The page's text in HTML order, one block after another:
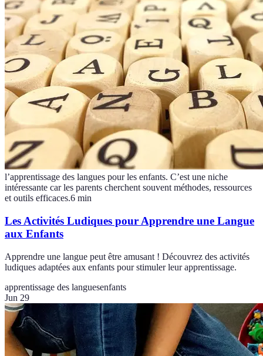
l’apprentissage des langues pour les enfants. C’est une niche
intéressante car les parents cherchent souvent méthodes, ressources
et outils efficaces.6 min
Les Activités Ludiques pour Apprendre une Langue
aux Enfants
Apprendre une langue peut être amusant ! Découvrez des activités
ludiques adaptées aux enfants pour stimuler leur apprentissage.
apprentissage des languesenfants
Jun 29